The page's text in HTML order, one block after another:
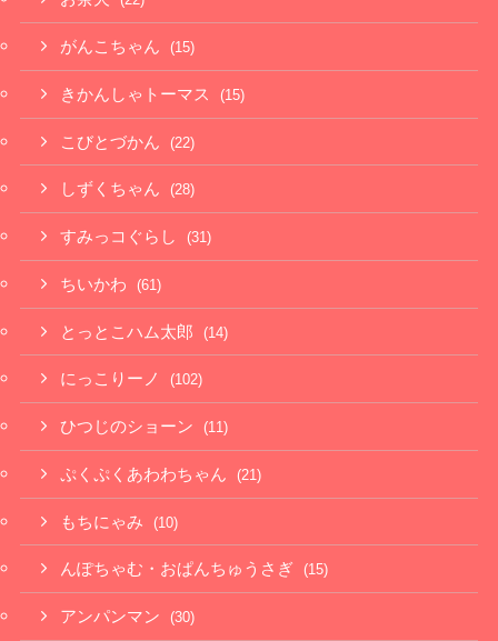
がんこちゃん (15)
きかんしゃトーマス (15)
こびとづかん (22)
しずくちゃん (28)
すみっコぐらし (31)
ちいかわ (61)
とっとこハム太郎 (14)
にっこりーノ (102)
ひつじのショーン (11)
ぷくぷくあわわちゃん (21)
もちにゃみ (10)
んぽちゃむ・おぱんちゅうさぎ (15)
アンパンマン (30)